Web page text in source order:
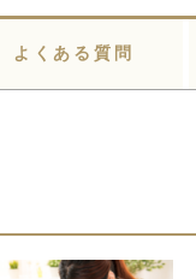
よくある質問